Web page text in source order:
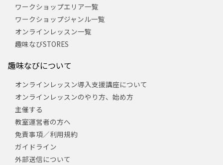
ワークショップエリア一覧
ワークショップジャンル一覧
オンラインレッスン一覧
趣味なびSTORES
趣味なびについて
オンラインレッスン導入支援講座について
オンラインレッスンのやり方、始め方
主催する
教室運営者の方へ
免責事項／利用規約
ガイドライン
外部送信について